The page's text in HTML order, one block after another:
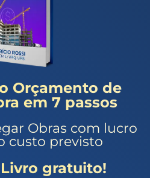
Orçamento de
em 7 passos
Obras com lucro
custo previsto
gratuito!